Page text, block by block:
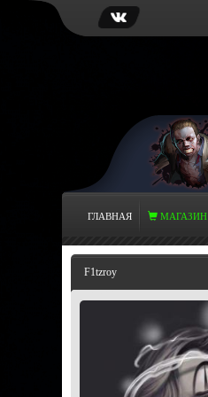
ГЛАВНАЯ МАГАЗИН
F1tzroy